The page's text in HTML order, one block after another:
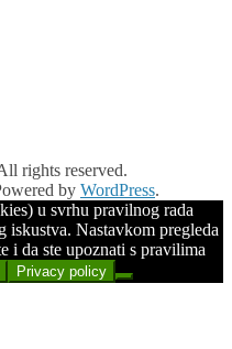
rights reserved.
by WordPress.
u svrhu pravilnog rada
iskustva. Nastavkom pregleda
i da ste upoznati s pravilima
Privacy policy